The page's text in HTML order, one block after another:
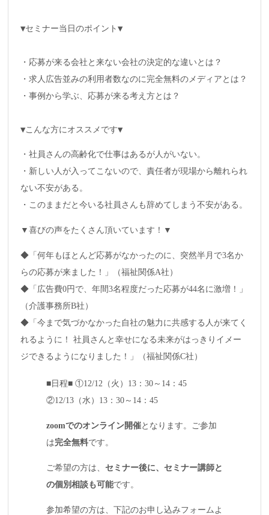
▼セミナー当日のポイント▼
・応募が来る会社と来ない会社の決定的な違いとは？
・求人広告並みの利用者数なのに完全無料のメディアとは？
・事例から学ぶ、応募が来る考え方とは？
▼こんな方にオススメです▼
・社員さんの高齢化で仕事はあるが人がいない。
・新しい人が入ってこないので、責任者が現場から離れられ
ない不安がある。
・このままだと今いる社員さんも辞めてしまう不安がある。
▼喜びの声をたくさん頂いています！▼
◆「何年もほとんど応募がなかったのに、突然半月で3名か
らの応募が来ました！」（福祉関係A社）
◆「広告費0円で、年間3名程度だった応募が44名に激増！」
（介護事務所B社）
◆「今まで気づかなかった自社の魅力に共感する人が来てく
れるように！ 社員さんと幸せになる未来がはっきりイメー
ジできるようになりました！」（福祉関係C社）
■日程■ ①12/12（火）13：30～14：45
②12/13（水）13：30～14：45
zoomでのオンライン開催となります。ご参加
は完全無料です。
ご希望の方は、 セミナー後に、セミナー講師と
の個別相談も可能です。
参加希望の方は、下記のお申し込みフォームよ